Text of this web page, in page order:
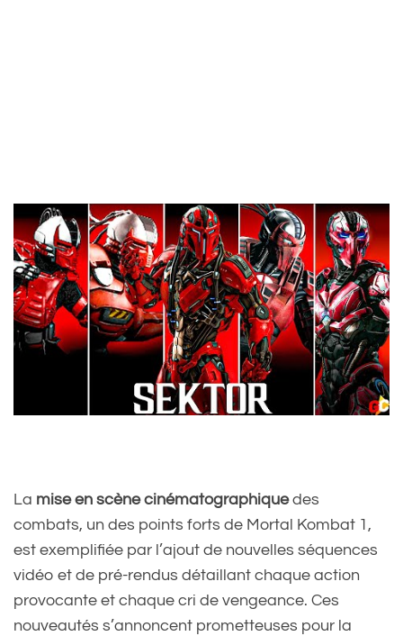
La mise en scène cinématographiquedes
combats, un des points forts de Mortal Kombat 1,
est exemplifiée par l’ajout de nouvelles séquences
vidéo et de pré-rendus détaillant chaque action
provocante et chaque cri de vengeance. Ces
nouveautés s’annoncent prometteuses pour la